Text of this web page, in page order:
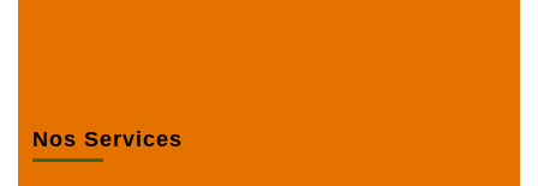
Nos Services